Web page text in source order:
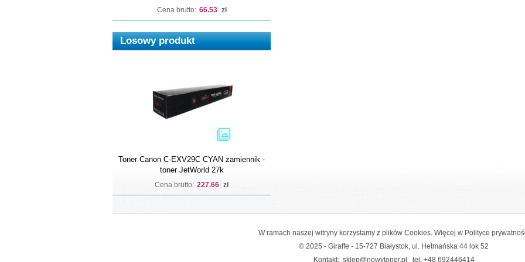
Cena brutto: 66.53 zł
Losowy produkt
Toner Canon C-EXV29C CYAN zamiennik -
toner JetWorld 27k
Cena brutto: 227.66 zł
W ramach naszej witryny korzystamy z plików Cookies. Więcej w Polityce
© 2025 - Giraffe - 15-727 Białystok, ul. Hetmańska 44 lok 52
Kontakt: sklep@nowytoner.pl tel. +48 692446414